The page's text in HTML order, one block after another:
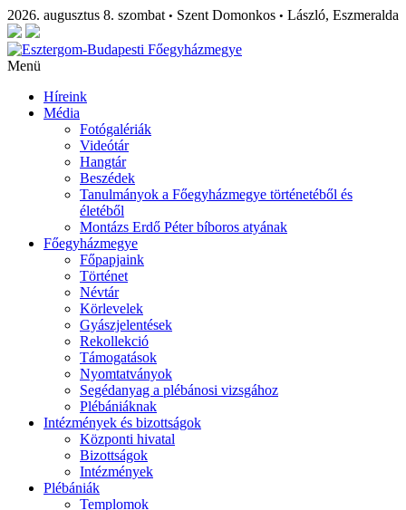
2026. augusztus 8. szombat • Szent Domonkos • László, Eszmeralda
Menü
Híreink
Média
Fotógalériák
Videótár
Hangtár
Beszédek
Tanulmányok a Főegyházmegye történetéből és
életéből
Montázs Erdő Péter bíboros atyának
Főegyházmegye
Főpapjaink
Történet
Névtár
Körlevelek
Gyászjelentések
Rekollekció
Támogatások
Nyomtatványok
Segédanyag a plébánosi vizsgához
Plébániáknak
Intézmények és bizottságok
Központi hivatal
Bizottságok
Intézmények
Plébániák
Templomok